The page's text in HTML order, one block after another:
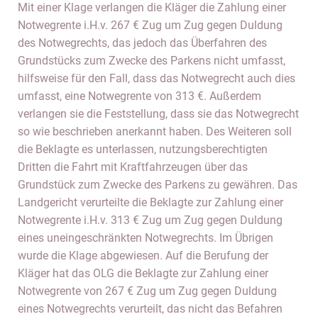
Mit einer Klage verlangen die Kläger die Zahlung einer
Notwegrente i.H.v. 267 € Zug um Zug gegen Duldung
des Notwegrechts, das jedoch das Überfahren des
Grundstücks zum Zwecke des Parkens nicht umfasst,
hilfsweise für den Fall, dass das Notwegrecht auch dies
umfasst, eine Notwegrente von 313 €. Außerdem
verlangen sie die Feststellung, dass sie das Notwegrecht
so wie beschrieben anerkannt haben. Des Weiteren soll
die Beklagte es unterlassen, nutzungsberechtigten
Dritten die Fahrt mit Kraftfahrzeugen über das
Grundstück zum Zwecke des Parkens zu gewähren. Das
Landgericht verurteilte die Beklagte zur Zahlung einer
Notwegrente i.H.v. 313 € Zug um Zug gegen Duldung
eines uneingeschränkten Notwegrechts. Im Übrigen
wurde die Klage abgewiesen. Auf die Berufung der
Kläger hat das OLG die Beklagte zur Zahlung einer
Notwegrente von 267 € Zug um Zug gegen Duldung
eines Notwegrechts verurteilt, das nicht das Befahren